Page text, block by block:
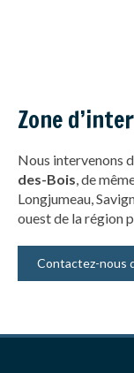
Zone
Nous intervenons
des-Bois, de
Longjumeau,
ouest de la région
Contactez-nous